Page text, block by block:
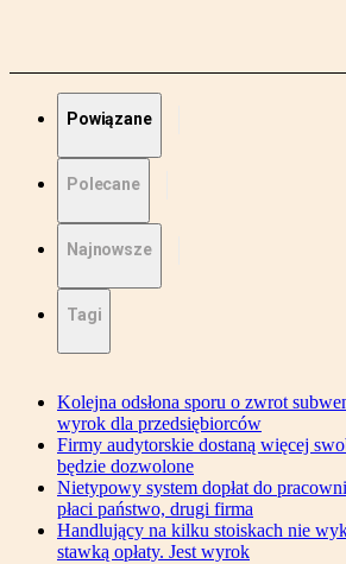
Powiązane
Polecane
Najnowsze
Tagi
Kolejna odsłona sporu o zwrot
wyrok dla przedsiębiorców
Firmy audytorskie dostaną więcej
będzie dozwolone
Nietypowy system dopłat do
płaci państwo, drugi firma
Handlujący na kilku stoiskach nie
stawką opłaty. Jest wyrok